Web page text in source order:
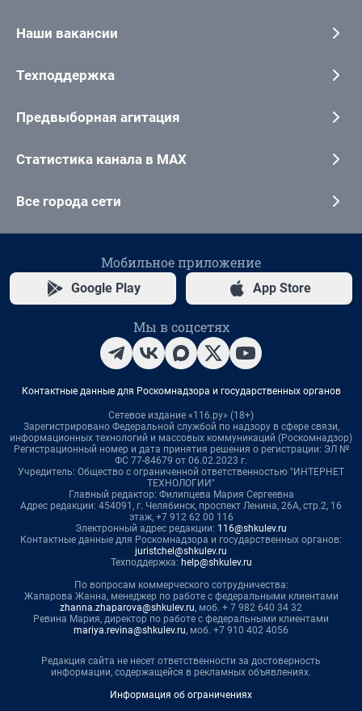
Наши вакансии
Техподдержка
Предвыборная агитация
Статистика канала в MAX
Все города сети
Мобильное приложение
Google Play App Store
Мы в соцсетях
Контактные данные для Роскомнадзора и государственных органов
Сетевое издание «116.ру» (18+)
Зарегистрировано Федеральной службой по надзору в сфере связи,
информационных технологий и массовых коммуникаций (Роскомнадзор)
Регистрационный номер и дата принятия решения о регистрации: ЭЛ №
ФС 77-84679 от 06.02.2023 г.
Учредитель: Общество с ограниченной ответственностью "ИНТЕРНЕТ
ТЕХНОЛОГИИ"
Главный редактор: Филипцева Мария Сергеевна
Адрес редакции: 454091, г. Челябинск, проспект Ленина, 26А, стр.2, 16
этаж, +7 912 62 00 116
Электронный адрес редакции: 116@shkulev.ru
Контактные данные для Роскомнадзора и государственных органов:
juristchel@shkulev.ru
Техподдержка: help@shkulev.ru
По вопросам коммерческого сотрудничества:
Жапарова Жанна, менеджер по работе с федеральными клиентами
zhanna.zhaparova@shkulev.ru, моб. + 7 982 640 34 32
Ревина Мария, директор по работе с федеральными клиентами
mariya.revina@shkulev.ru, моб. +7 910 402 4056
Редакция сайта не несет ответственности за достоверность
информации, содержащейся в рекламных объявлениях.
Информация об ограничениях